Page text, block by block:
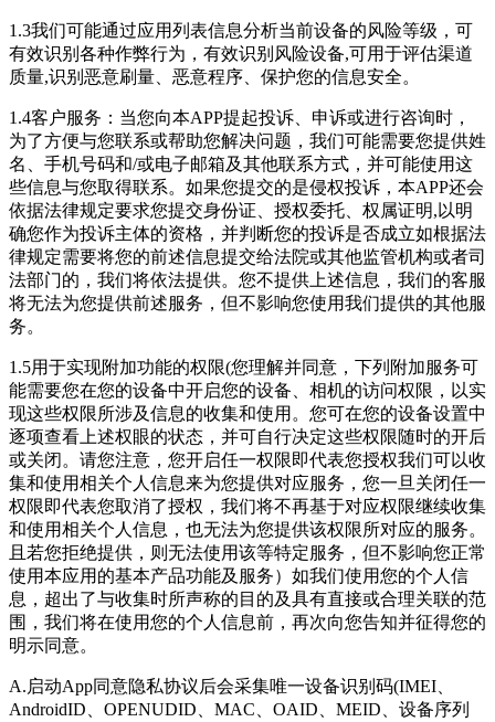
1.3我们可能通过应用列表信息分析当前设备的风险等级，可
有效识别各种作弊行为，有效识别风险设备,可用于评估渠道
质量,识别恶意刷量、恶意程序、保护您的信息安全。
1.4客户服务：当您向本APP提起投诉、申诉或进行咨询时，
为了方便与您联系或帮助您解决问题，我们可能需要您提供姓
名、手机号码和/或电子邮箱及其他联系方式，并可能使用这
些信息与您取得联系。如果您提交的是侵权投诉，本APP还会
依据法律规定要求您提交身份证、授权委托、权属证明,以明
确您作为投诉主体的资格，并判断您的投诉是否成立如根据法
律规定需要将您的前述信息提交给法院或其他监管机构或者司
法部门的，我们将依法提供。您不提供上述信息，我们的客服
将无法为您提供前述服务，但不影响您使用我们提供的其他服
务。
1.5用于实现附加功能的权限(您理解并同意，下列附加服务可
能需要您在您的设备中开启您的设备、相机的访问权限，以实
现这些权限所涉及信息的收集和使用。您可在您的设备设置中
逐项查看上述权眼的状态，并可自行决定这些权限随时的开后
或关闭。请您注意，您开启任一权限即代表您授权我们可以收
集和使用相关个人信息来为您提供对应服务，您一旦关闭任一
权限即代表您取消了授权，我们将不再基于对应权限继续收集
和使用相关个人信息，也无法为您提供该权限所对应的服务。
且若您拒绝提供，则无法使用该等特定服务，但不影响您正常
使用本应用的基本产品功能及服务）如我们使用您的个人信
息，超出了与收集时所声称的目的及具有直接或合理关联的范
围，我们将在使用您的个人信息前，再次向您告知并征得您的
明示同意。
A.启动App同意隐私协议后会采集唯一设备识别码(IMEI、
AndroidID、OPENUDID、MAC、OAID、MEID、设备序列